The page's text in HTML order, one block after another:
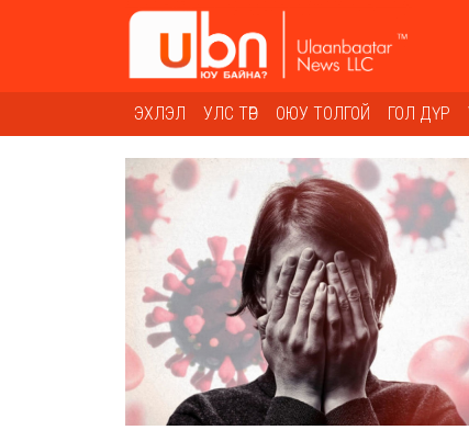
ЭХЛЭЛ УЛС ТӨР ОЮУ ТОЛГОЙ ГОЛ ДҮР